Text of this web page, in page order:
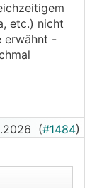
etc.) nicht
erwähnt -
(#1484)